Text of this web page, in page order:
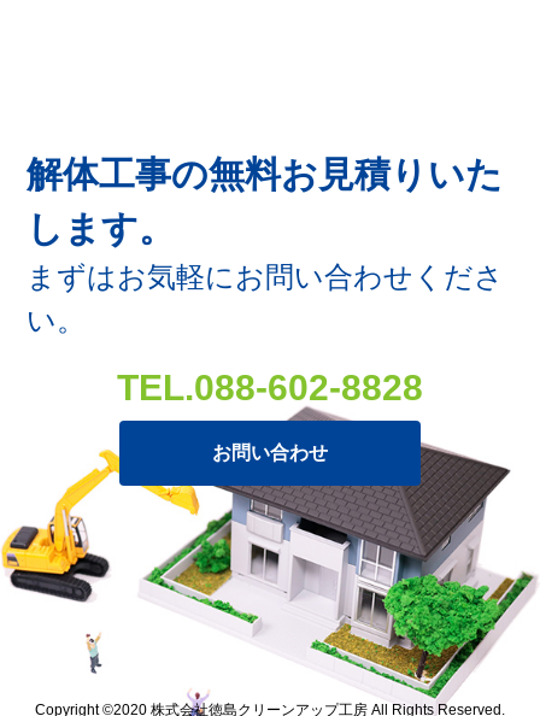
解体工事の無料お見積りいた
します。
まずはお気軽にお問い合わせくださ
い。
TEL.088-602-8828
お問い合わせ
Copyright ©2020 株式会社徳島クリーンアップ工房 All Rights Reserved.